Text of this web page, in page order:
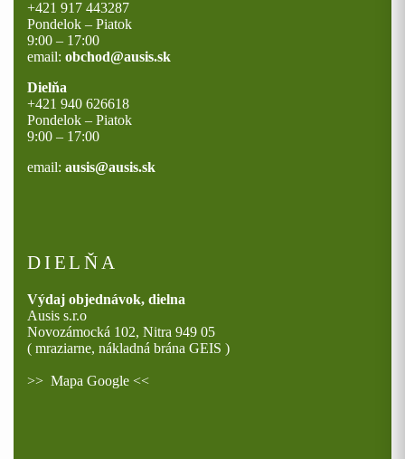
+421 917 443287
Pondelok – Piatok
9:00 – 17:00
email: obchod@ausis.sk
Dielňa
+421 940 626618
Pondelok – Piatok
9:00 – 17:00
email: ausis@ausis.sk
DIELŇA
Výdaj objednávok, dielna
Ausis s.r.o
Novozámocká 102, Nitra 949 05
( mraziarne, nákladná brána GEIS )
>> Mapa Google <<